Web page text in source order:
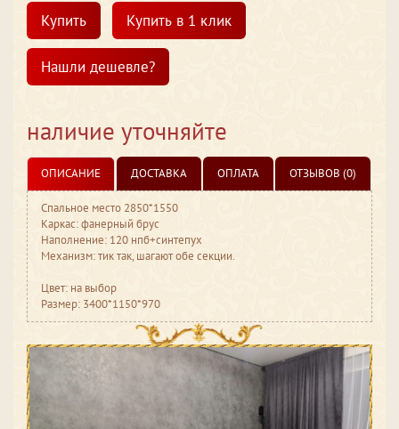
Купить
Купить в 1 клик
Нашли дешевле?
наличие уточняйте
ОПИСАНИЕ ДОСТАВКА ОПЛАТА ОТЗЫВОВ (0)
Спальное место 2850*1550
Каркас: фанерный брус
Наполнение: 120 нпб+синтепух
Механизм: тик так, шагают обе секции.
Цвет: на выбор
Размер: 3400*1150*970